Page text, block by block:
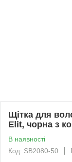
Щітка для
Elit, чорна з
В наявності
Код: SB2080-50